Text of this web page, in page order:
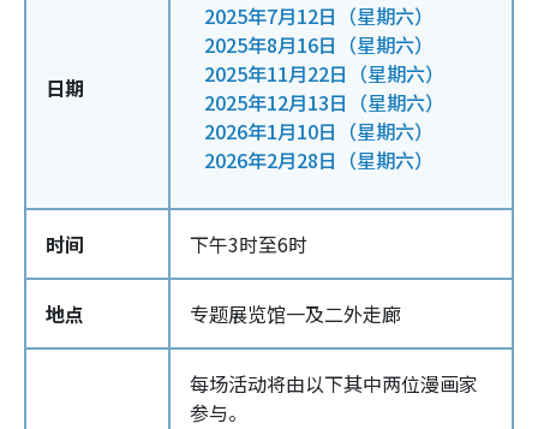
日期
2025年7月12日（星期六）
2025年8月16日（星期六）
2025年11月22日（星期六）
2025年12月13日（星期六）
2026年1月10日（星期六）
2026年2月28日（星期六）
时间 下午3时至6时
地点 专题展览馆一及二外走廊
每场活动将由以下其中两位漫画家
参与。